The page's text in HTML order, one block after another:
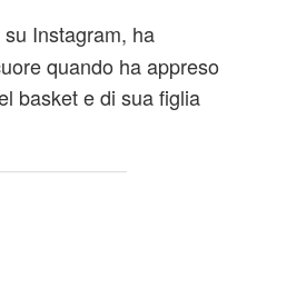
Instagram, ha
quando ha appreso
basket e di sua figlia